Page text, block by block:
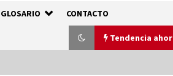
GLOSARIO CONTACTO
Tendencia